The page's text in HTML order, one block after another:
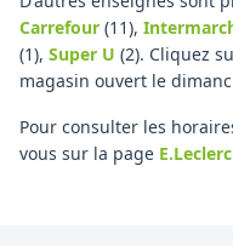
Carrefour (11),
(1), Super U (2). Cliquez
magasin ouvert le
Pour consulter les
vous sur la page E.Leclerc